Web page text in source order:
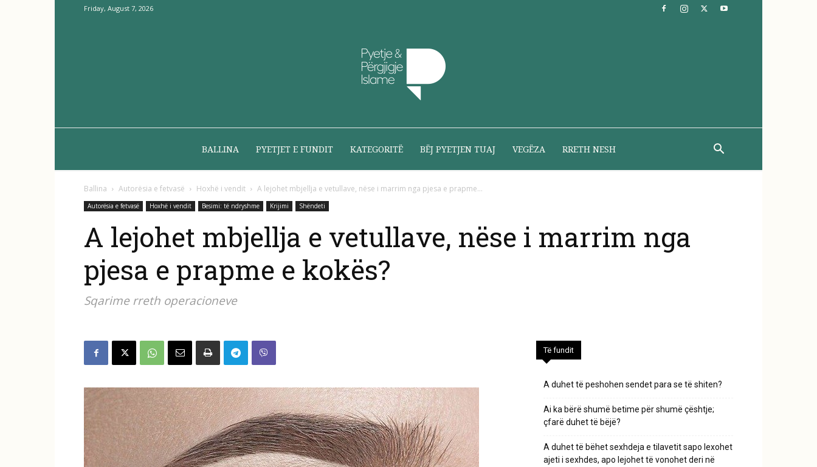
Friday, August 7, 2026
feja
BALLINA PYETJET E FUNDIT KATEGORITË BËJ PYETJEN TUAJ VEGËZA RRETH NESH
Ballina Autorësia e fetvasë Hoxhë i vendit A lejohet mbjellja e vetullave, nëse i marrim nga pjesa e prapme...
Autorësia e fetvasë Hoxhë i vendit Besimi: të ndryshme Krijimi Shëndeti
A lejohet mbjellja e vetullave, nëse i marrim nga
pjesa e prapme e kokës?
Sqarime rreth operacioneve
Të fundit
A duhet të peshohen sendet para se të shiten?
Ai ka bërë shumë betime për shumë çështje;
çfarë duhet të bëjë?
A duhet të bëhet sexhdeja e tilavetit sapo lexohet
ajeti i sexhdes, apo lejohet të vonohet deri në